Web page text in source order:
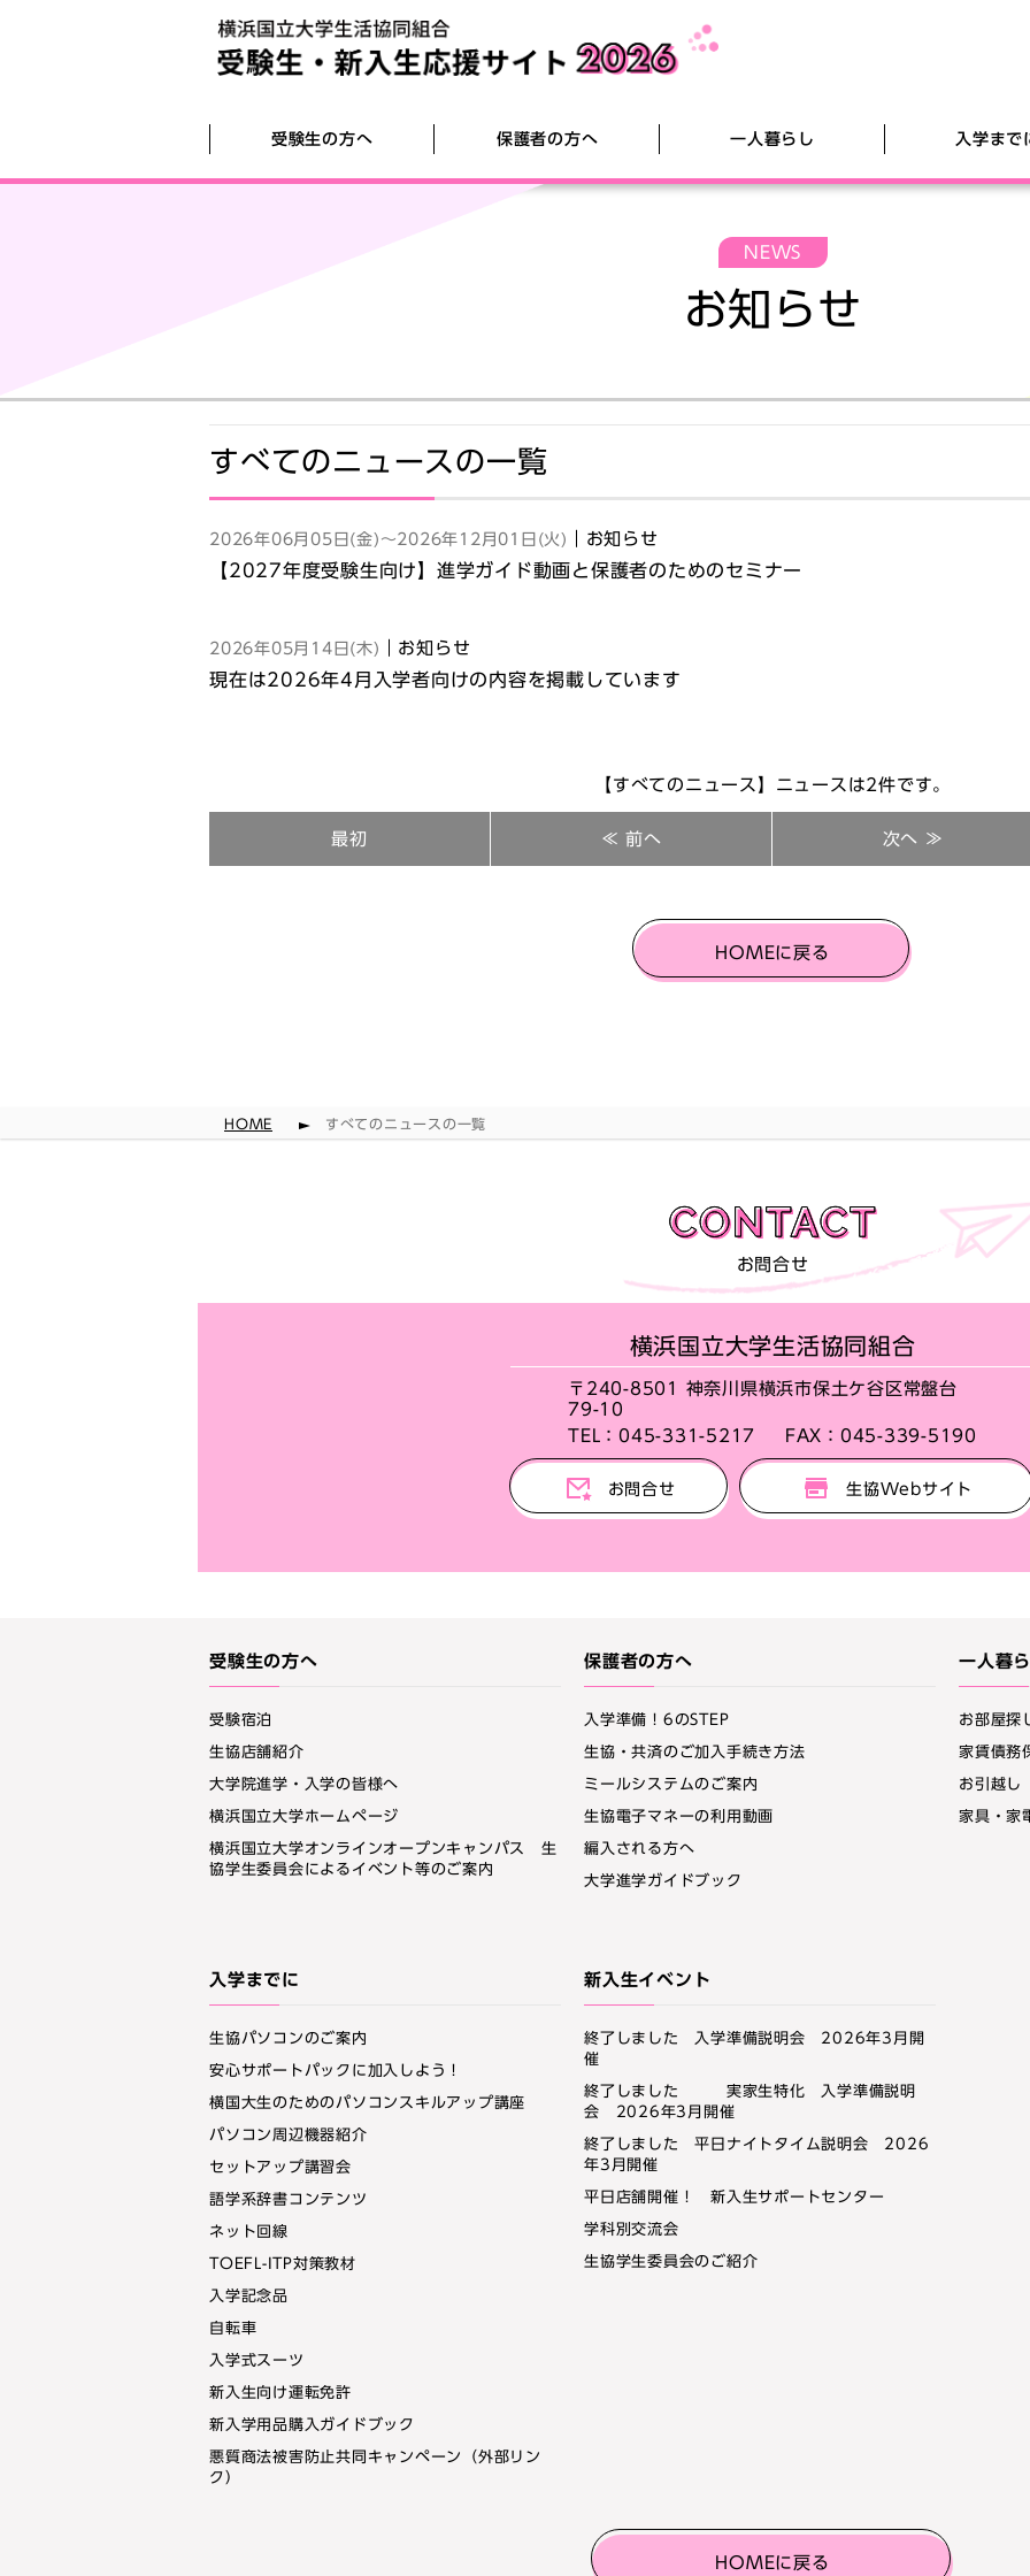
受験生の方へ
生協店舗紹介
保護者の方へ
生協・共済のご加入手続き方法
一人暮らし
家賃債務保証サービス
入学まで
安心サポートパックに加入しよう！
ネット回線 TOEFL-ITP対策教材 入学記念
自転車
終了しました 実家生特化 入学準備説明
会 2026年3月開催
NEWS
お知らせ
すべてのニュースの一覧
2026年06月05日(金)～2026年12月01日(火) ｜お知らせ
【2027年度受験生向け】進学ガイド動画と保護者のためのセミナー
2026年05月14日(木) ｜お知らせ
現在は2026年4月入学者向けの内容を掲載しています
【すべてのニュース】ニュースは2件です。
最初 ≪ 前へ 次へ ≫
HOMEに戻る
HOME すべてのニュースの一覧
お問合せ
横浜国立大学生活協同組合
〒240-8501 神奈川県横浜市保土ケ谷区常盤台
79-10
TEL： 045-331-5217 FAX： 045-339-5190
お問合せ 生協Webサイト
受験生の方へ
受験宿泊
生協店舗紹介
大学院進学・入学の皆様へ
横浜国立大学ホームページ
横浜国立大学オンラインオープンキャンパス 生
協学生委員会によるイベント等のご案内
保護者の方へ
入学準備！6のSTEP
生協・共済のご加入手続き方法
ミールシステムのご案内
生協電子マネーの利用動画
編入される方へ
大学進学ガイドブック
一人暮
お部屋探
家賃債務
お引越し
家具・家
入学までに
生協パソコンのご案内
安心サポートパックに加入しよう！
横国大生のためのパソコンスキルアップ講座
パソコン周辺機器紹介
セットアップ講習会
語学系辞書コンテンツ
ネット回線
TOEFL-ITP対策教材
入学記念品
自転車
入学式スーツ
新入生向け運転免許
新入学用品購入ガイドブック
悪質商法被害防止共同キャンペーン（外部リン
ク）
新入生イベント
終了しました 入学準備説明会 2026年3月開
催
終了しました 実家生特化 入学準備説明
会 2026年3月開催
終了しました 平日ナイトタイム説明会 2026
年3月開催
平日店舗開催！ 新入生サポートセンター
学科別交流会
生協学生委員会のご紹介
HOMEに戻る